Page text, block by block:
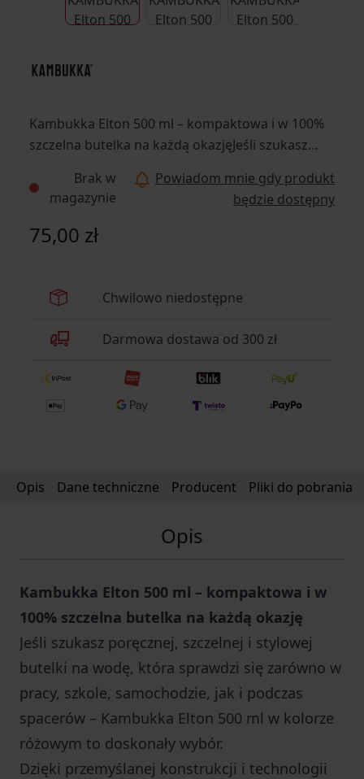
Kambukka Elton 500 ml – kompaktowa i w 100%
szczelna butelka na każdą okazjęJeśli szukasz
która sprawdzi się zarówno w pracy, szkole,
samochodzie, jak i podczas spacerów –
Kambukka Elton 500 ml w kolorze różowym to
doskonały wybór. Dzięki przemyślanej konstrukcji
swoim ulubionym napojem w wygodny sposób –
Brak w
magazynie
Powiadom mnie gdy produkt
będzie dostępny
75,00 zł
Chwilowo niedostępne
Darmowa dostawa od 300 zł
Opis Dane techniczne Producent Pliki do pobrania
Opis
Kambukka Elton 500 ml – kompaktowa i w
100% szczelna butelka na każdą okazję
Jeśli szukasz poręcznej, szczelnej i stylowej
butelki na wodę, która sprawdzi się zarówno w
pracy, szkole, samochodzie, jak i podczas
spacerów – Kambukka Elton 500 ml w kolorze
różowym to doskonały wybór.
Dzięki przemyślanej konstrukcji i technologii